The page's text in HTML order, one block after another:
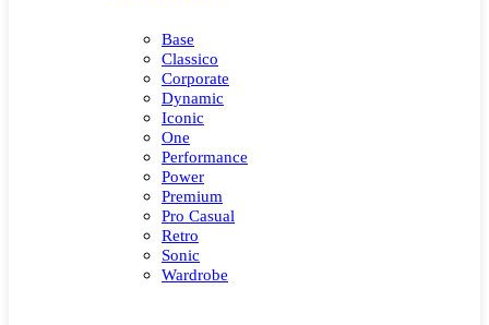
Base
Classico
Corporate
Dynamic
Iconic
One
Performance
Power
Premium
Pro Casual
Retro
Sonic
Wardrobe